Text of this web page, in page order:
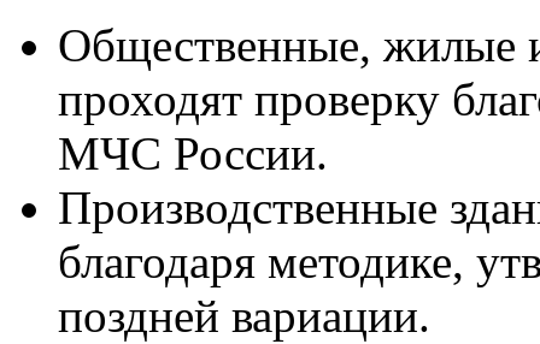
Общественные, жилые
проходят проверку
МЧС России.
Производственные
благодаря методике,
поздней вариации.